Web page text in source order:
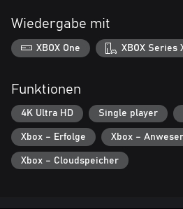
Wiedergabe mit
XBOX One XBOX Series
Funktionen
4K Ultra HD Single player
Xbox – Erfolge Xbox –
Xbox – Cloudspeicher